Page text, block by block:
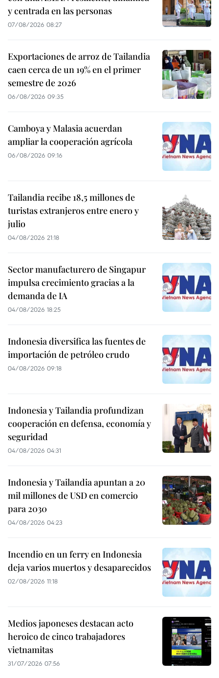
y centrada en las personas
07/08/2026 08:27
Exportaciones de arroz de Tailandia
caen cerca de un 19% en el primer
semestre de 2026
06/08/2026 09:35
Camboya y Malasia acuerdan
ampliar la cooperación agrícola
06/08/2026 09:16
Tailandia recibe 18,5 millones de
turistas extranjeros entre enero y
julio
04/08/2026 21:18
Sector manufacturero de Singapur
impulsa crecimiento gracias a la
demanda de IA
04/08/2026 18:25
Indonesia diversifica las fuentes de
importación de petróleo crudo
04/08/2026 09:18
Indonesia y Tailandia profundizan
cooperación en defensa, economía y
seguridad
04/08/2026 04:31
Indonesia y Tailandia apuntan a 20
mil millones de USD en comercio
para 2030
04/08/2026 04:23
Incendio en un ferry en Indonesia
deja varios muertos y desaparecidos
02/08/2026 11:18
Medios japoneses destacan acto
heroico de cinco trabajadores
vietnamitas
31/07/2026 07:56